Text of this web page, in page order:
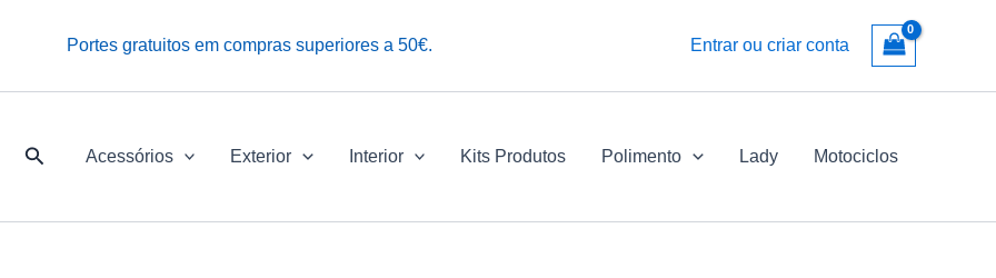
Portes gratuitos em compras superiores a 50€. Entrar ou criar conta
PesquisarAcessórios Exterior Interior Kits Produtos Polimento Lady Motociclos